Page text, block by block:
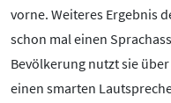
vorne. Weiteres Ergebnis
schon mal einen
Bevölkerung nutzt sie
einen smarten